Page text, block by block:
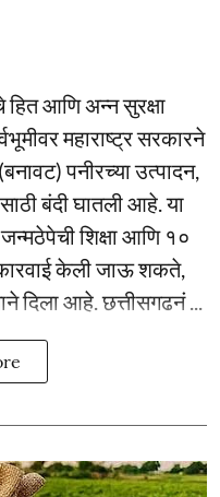
हित आणि अन्न सुरक्षा
महाराष्ट्र सरकारने
पनीरच्या उत्पादन,
बंदी घातली आहे. या
शिक्षा आणि १०
केली जाऊ शकते,
दिला आहे. छत्तीसगढनं ...